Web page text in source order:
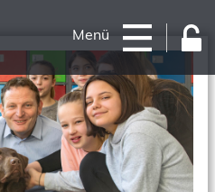
Menü